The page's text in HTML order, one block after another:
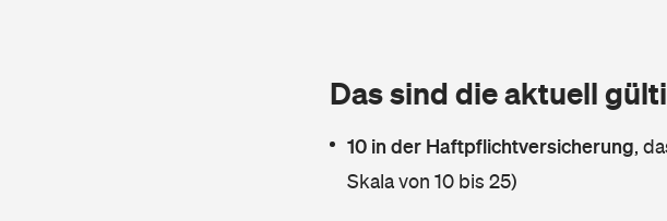
Das sind die aktuell
10 in der Haftpflichtversicherung,
Skala von 10 bis 25)